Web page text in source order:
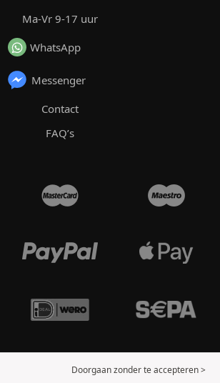
Ma-Vr 9-17 uur
WhatsApp
Messenger
Contact
FAQ’s
Doorgaan zonder te accepteren >